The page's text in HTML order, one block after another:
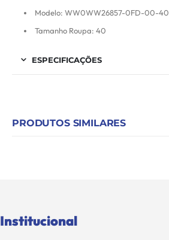
Modelo: WW0WW26857-0FD-00-40
Tamanho Roupa: 40
ESPECIFICAÇÕES
PRODUTOS SIMILARES
Institucional